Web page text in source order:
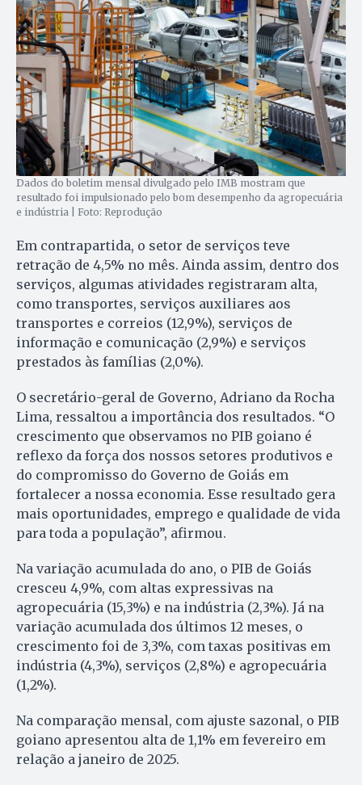
Dados do boletim mensal divulgado pelo IMB mostram que
resultado foi impulsionado pelo bom desempenho da agropecuária
e indústria | Foto: Reprodução
Em contrapartida, o setor de serviços teve
retração de 4,5% no mês. Ainda assim, dentro dos
serviços, algumas atividades registraram alta,
como transportes, serviços auxiliares aos
transportes e correios (12,9%), serviços de
informação e comunicação (2,9%) e serviços
prestados às famílias (2,0%).
O secretário-geral de Governo, Adriano da Rocha
Lima, ressaltou a importância dos resultados. “O
crescimento que observamos no PIB goiano é
reflexo da força dos nossos setores produtivos e
do compromisso do Governo de Goiás em
fortalecer a nossa economia. Esse resultado gera
mais oportunidades, emprego e qualidade de vida
para toda a população”, afirmou.
Na variação acumulada do ano, o PIB de Goiás
cresceu 4,9%, com altas expressivas na
agropecuária (15,3%) e na indústria (2,3%). Já na
variação acumulada dos últimos 12 meses, o
crescimento foi de 3,3%, com taxas positivas em
indústria (4,3%), serviços (2,8%) e agropecuária
(1,2%).
Na comparação mensal, com ajuste sazonal, o PIB
goiano apresentou alta de 1,1% em fevereiro em
relação a janeiro de 2025.